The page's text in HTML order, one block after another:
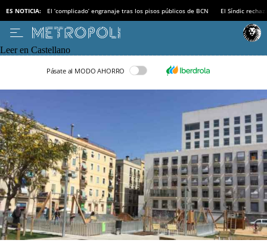
ES NOTICIA: El ‘complicado’ engranaje tras los pisos públicos de BCN El Síndic
Leer en Castellano
Pásate al MODO AHORRO